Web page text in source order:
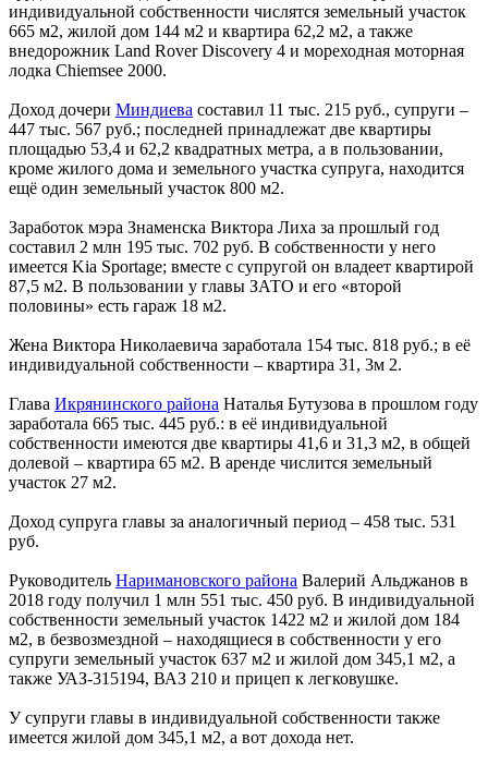
индивидуальной собственности числятся земельный участок
665 м2, жилой дом 144 м2 и квартира 62,2 м2, а также
внедорожник Land Rover Discovery 4 и мореходная моторная
лодка Chiemsee 2000.
Доход дочери Миндиева составил 11 тыс. 215 руб., супруги –
447 тыс. 567 руб.; последней принадлежат две квартиры
площадью 53,4 и 62,2 квадратных метра, а в пользовании,
кроме жилого дома и земельного участка супруга, находится
ещё один земельный участок 800 м2.
Заработок мэра Знаменска Виктора Лиха за прошлый год
составил 2 млн 195 тыс. 702 руб. В собственности у него
имеется Kia Sportage; вместе с супругой он владеет квартирой
87,5 м2. В пользовании у главы ЗАТО и его «второй
половины» есть гараж 18 м2.
Жена Виктора Николаевича заработала 154 тыс. 818 руб.; в её
индивидуальной собственности – квартира 31, 3м 2.
Глава Икрянинского района Наталья Бутузова в прошлом году
заработала 665 тыс. 445 руб.: в её индивидуальной
собственности имеются две квартиры 41,6 и 31,3 м2, в общей
долевой – квартира 65 м2. В аренде числится земельный
участок 27 м2.
Доход супруга главы за аналогичный период – 458 тыс. 531
руб.
Руководитель Наримановского района Валерий Альджанов в
2018 году получил 1 млн 551 тыс. 450 руб. В индивидуальной
собственности земельный участок 1422 м2 и жилой дом 184
м2, в безвозмездной – находящиеся в собственности у его
супруги земельный участок 637 м2 и жилой дом 345,1 м2, а
также УАЗ-315194, ВАЗ 210 и прицеп к легковушке.
У супруги главы в индивидуальной собственности также
имеется жилой дом 345,1 м2, а вот дохода нет.